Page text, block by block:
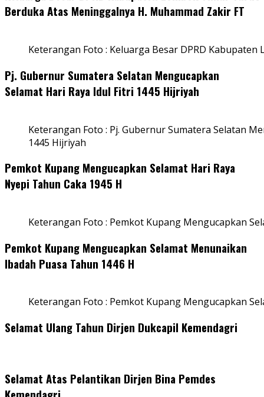
Berduka Atas Meninggalnya H. Muhammad Zakir FT
Keterangan Foto : Keluarga Besar DPRD
Pj. Gubernur Sumatera Selatan Mengucapkan
Selamat Hari Raya Idul Fitri 1445 Hijriyah
Keterangan Foto : Pj. Gubernur Sumatera Selatan
1445 Hijriyah
Pemkot Kupang Mengucapkan Selamat Hari Raya
Nyepi Tahun Caka 1945 H
Keterangan Foto : Pemkot Kupang Mengucapkan
Pemkot Kupang Mengucapkan Selamat Menunaikan
Ibadah Puasa Tahun 1446 H
Keterangan Foto : Pemkot Kupang Mengucapkan
Selamat Ulang Tahun Dirjen Dukcapil Kemendagri
Selamat Atas Pelantikan Dirjen Bina Pemdes